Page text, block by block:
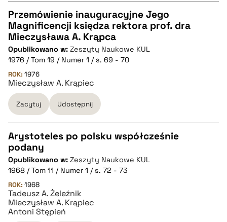
CZYSTY TEKST
pobierz cytat
BIBTEX
pobierz cytat
Przemówienie inauguracyjne Jego
Magnificencji księdza rektora prof. dra
Mieczysława A. Krąpca
Opublikowano w: Zeszyty Naukowe KUL
1976 / Tom 19 / Numer 1 / s. 69 - 70
ROK: 1976
Mieczysław A. Krąpiec
Zacytuj Udostępnij
CZYSTY TEKST
pobierz cytat
BIBTEX
Arystoteles po polsku współcześnie
podany
Opublikowano w: Zeszyty Naukowe KUL
1968 / Tom 11 / Numer 1 / s. 72 - 73
ROK: 1968
Tadeusz A. Żeleźnik
Mieczysław A. Krąpiec
Antoni Stępień